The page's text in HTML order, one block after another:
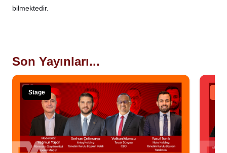
bilmektedir.
Son Yayınları...
Stage